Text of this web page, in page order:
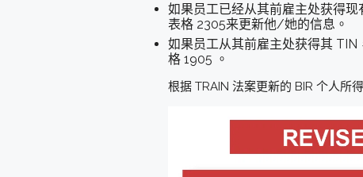
如果员工已经从其前雇主处获得
表格 2305来更新他/她的信息。
如果员工从其前雇主处获得其
格 1905 。
根据 TRAIN 法案更新的 BIR 个人所